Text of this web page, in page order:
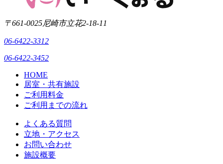
〒661-0025尼崎市立花2-18-11
06-6422-3312
06-6422-3452
HOME
居室・共有施設
ご利用料金
ご利用までの流れ
よくある質問
立地・アクセス
お問い合わせ
施設概要